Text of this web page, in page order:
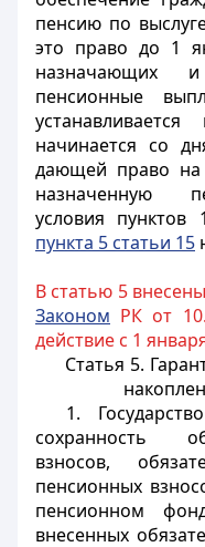
пенсию по
это право до 1
назначающих
пенсионные
начинается со
дающей право на
назначенную
условия
пункта 5 статьи 15
В статью 5
Законом РК от
действие с 1
Статья 5.
1.
сохранность
взносов,
пенсионных
пенсионном
внесенных